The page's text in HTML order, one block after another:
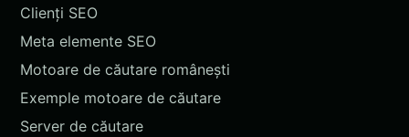
Clienți SEO
Meta elemente SEO
Motoare de căutare românești
Exemple motoare de căutare
Server de căutare